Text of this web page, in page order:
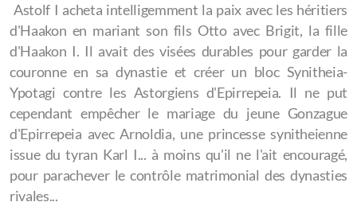
Astolf I acheta intelligemment la paix avec les héritiers
d'Haakon en mariant son fils Otto avec Brigit, la fille
d'Haakon I. Il avait des visées durables pour garder la
couronne en sa dynastie et créer un bloc Synitheia-
Ypotagi contre les Astorgiens d'Epirrepeia. Il ne put
cependant empêcher le mariage du jeune Gonzague
d'Epirrepeia avec Arnoldia, une princesse synitheienne
issue du tyran Karl I... à moins qu'il ne l'ait encouragé,
pour parachever le contrôle matrimonial des dynasties
rivales... ​